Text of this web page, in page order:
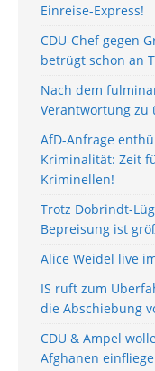
Einreise-Express!
CDU-Chef gegen
betrügt schon an
Nach dem
Verantwortung zu
AfD-Anfrage
Kriminalität: Zeit
Kriminellen!
Trotz Dobrindt-
Bepreisung ist
Alice Weidel live
IS ruft zum
die Abschiebung
CDU & Ampel
Afghanen